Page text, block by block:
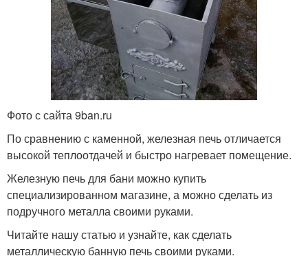
Фото с сайта 9ban.ru
По сравнению с каменной, железная печь отличается
высокой теплоотдачей и быстро нагревает помещение.
Железную печь для бани можно купить
специализированном магазине, а можно сделать из
подручного металла своими руками.
Читайте нашу статью и узнайте, как сделать
металлическую банную печь своими руками.